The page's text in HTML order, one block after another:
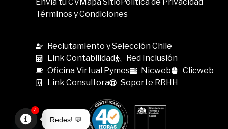
Términos y Condiciones
Reclutamiento y Selección Chile
Link Contabilidad
Red Inclusión
Oficina Virtual Pymes
Nicweb
Clicweb
Link Consultora
Soporte RRHH
Redes! 💬
4